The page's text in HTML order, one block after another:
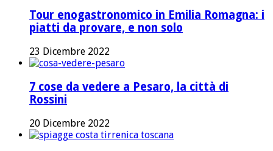
Tour enogastronomico in Emilia Romagna: i
piatti da provare, e non solo
23 Dicembre 2022
7 cose da vedere a Pesaro, la città di
Rossini
20 Dicembre 2022